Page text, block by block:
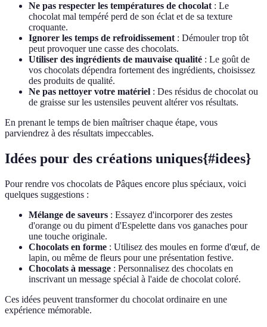
Ne pas respecter les températures de chocolat : Le
chocolat mal tempéré perd de son éclat et de sa texture
croquante.
Ignorer les temps de refroidissement : Démouler trop tôt
peut provoquer une casse des chocolats.
Utiliser des ingrédients de mauvaise qualité : Le goût de
vos chocolats dépendra fortement des ingrédients, choisissez
des produits de qualité.
Ne pas nettoyer votre matériel : Des résidus de chocolat ou
de graisse sur les ustensiles peuvent altérer vos résultats.
En prenant le temps de bien maîtriser chaque étape, vous
parviendrez à des résultats impeccables.
Idées pour des créations uniques{#idees}
Pour rendre vos chocolats de Pâques encore plus spéciaux, voici
quelques suggestions :
Mélange de saveurs : Essayez d'incorporer des zestes
d'orange ou du piment d'Espelette dans vos ganaches pour
une touche originale.
Chocolats en forme : Utilisez des moules en forme d'œuf, de
lapin, ou même de fleurs pour une présentation festive.
Chocolats à message : Personnalisez des chocolats en
inscrivant un message spécial à l'aide de chocolat coloré.
Ces idées peuvent transformer du chocolat ordinaire en une
expérience mémorable.